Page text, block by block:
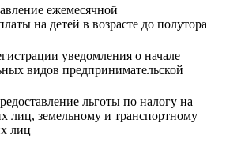
ежемесячной
на детей в возрасте до полутора
уведомления о начале
видов предпринимательской
льготы по налогу на
лиц, земельному и транспортному
лиц